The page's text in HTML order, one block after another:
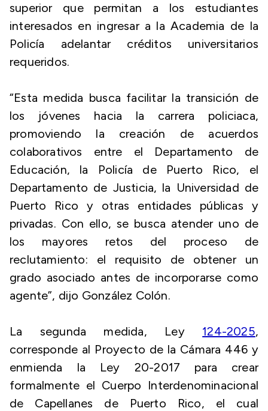
superior que permitan a los estudiantes
interesados en ingresar a la Academia de la
Policía adelantar créditos universitarios
requeridos.
“Esta medida busca facilitar la transición de
los jóvenes hacia la carrera policiaca,
promoviendo la creación de acuerdos
colaborativos entre el Departamento de
Educación, la Policía de Puerto Rico, el
Departamento de Justicia, la Universidad de
Puerto Rico y otras entidades públicas y
privadas. Con ello, se busca atender uno de
los mayores retos del proceso de
reclutamiento: el requisito de obtener un
grado asociado antes de incorporarse como
agente”, dijo González Colón.
La segunda medida, Ley 124-2025,
corresponde al Proyecto de la Cámara 446 y
enmienda la Ley 20-2017 para crear
formalmente el Cuerpo Interdenominacional
de Capellanes de Puerto Rico, el cual